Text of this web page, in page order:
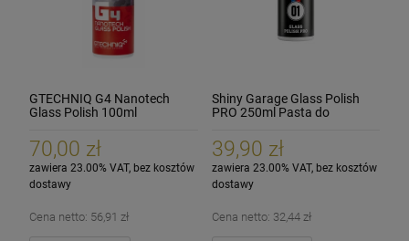
GTECHNIQ G4 Nanotech
Glass Polish 100ml
70,00 zł
zawiera 23.00% VAT, bez kosztów
dostawy
Cena netto: 56,91 zł
Shiny Garage Glass Polish
PRO 250ml Pasta do
39,90 zł
zawiera 23.00% VAT, bez kosztów
dostawy
Cena netto: 32,44 zł